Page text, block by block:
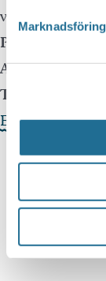
Marknadsföring
varen-pa-
Pris:
Arrangör:
Evenemangets